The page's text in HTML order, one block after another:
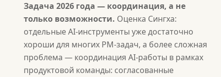
Задача 2026 года — координация, а не
только возможности. Оценка Сингха:
отдельные AI-инструменты уже достаточно
хороши для многих PM-задач, а более сложная
проблема — координация AI-работы в рамках
продуктовой команды: согласованные